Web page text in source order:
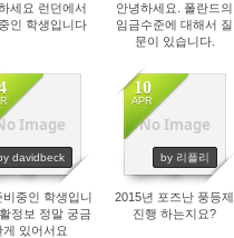
세요 런던에서
인 학생입니다
안녕하세요. 폴란드의
임금수준에 대해서 질
문이 있습니다.
Image
davidbeck
2179
비중인 학생입니
정보 정말 궁금
게 있어서요
No Image
10
APR
by 리플리
2818
2015년 포즈난 풍등제
진행 하는지요?